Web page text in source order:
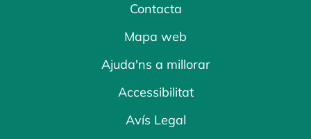
Contacta
Mapa web
Ajuda'ns a millorar
Accessibilitat
Avís Legal